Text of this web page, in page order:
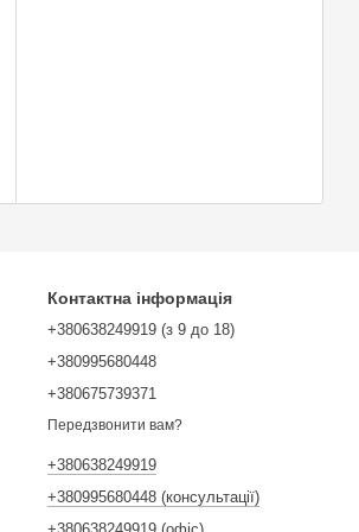
Контактна інформація
+380638249919 (з 9 до 18)
+380995680448
+380675739371
Передзвонити вам?
+380638249919
+380995680448 (консультації)